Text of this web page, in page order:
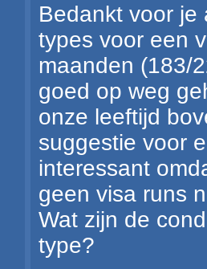
Bedankt voor je
types voor een
maanden (183/
goed op weg
onze leeftijd
suggestie voor
interessant
geen visa runs
Wat zijn de
type?